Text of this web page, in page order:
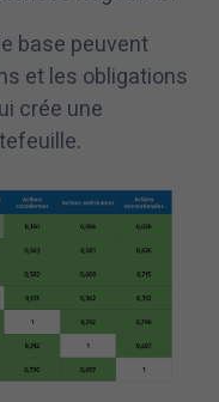
base peuvent
et les obligations
crée une